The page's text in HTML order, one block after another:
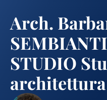
Arch.
SEMBIANTI
STUDIO